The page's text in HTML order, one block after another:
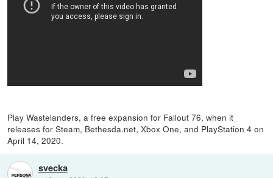
Play Wastelanders, a free expansion for Fallout 76, when it
releases for Steam, Bethesda.net, Xbox One, and PlayStation 4 on
April 14, 2020.
svecka